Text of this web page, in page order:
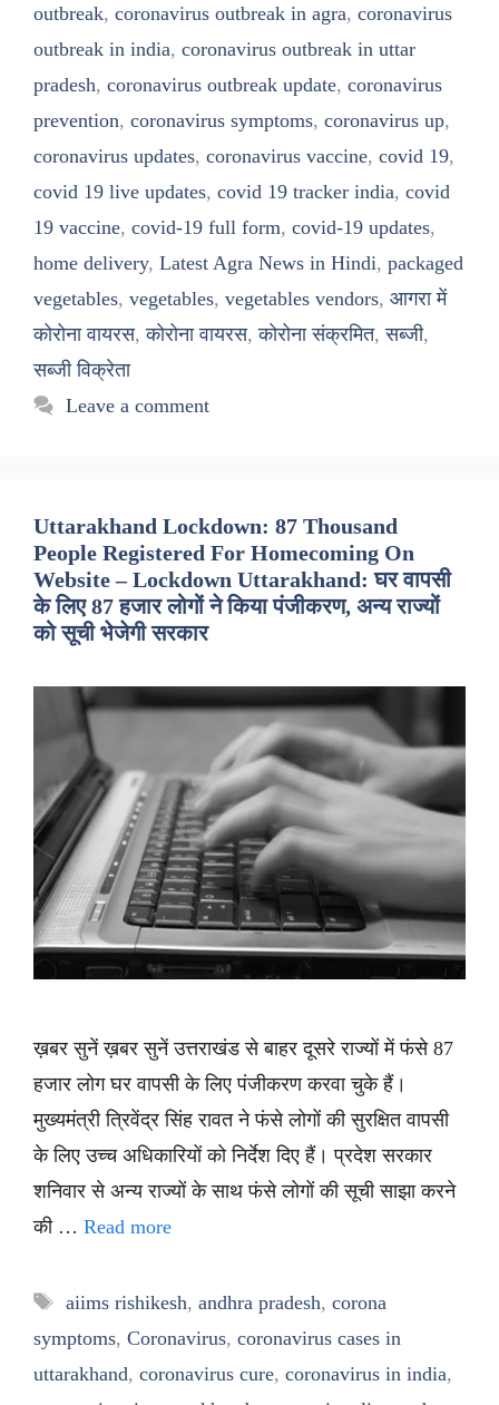
outbreak, coronavirus outbreak in agra, coronavirus
outbreak in india, coronavirus outbreak in uttar
pradesh, coronavirus outbreak update, coronavirus
prevention, coronavirus symptoms, coronavirus up,
coronavirus updates, coronavirus vaccine, covid 19,
covid 19 live updates, covid 19 tracker india, covid
19 vaccine, covid-19 full form, covid-19 updates,
home delivery, Latest Agra News in Hindi, packaged
vegetables, vegetables, vegetables vendors, आगरा में
कोरोना वायरस,कोरोना वायरस,कोरोना संक्रमित,सब्जी,
सब्जी विक्रेता
Leave a comment
Uttarakhand Lockdown: 87 Thousand
People Registered For Homecoming On
Website – Lockdown Uttarakhand: घर वापसी
के लिए 87 हजार लोगों ने किया पंजीकरण, अन्य राज्यों
को सूची भेजेगी सरकार
ख़बर सुनें ख़बर सुनें उत्तराखंड से बाहर दूसरे राज्यों में फंसे 87
हजार लोग घर वापसी के लिए पंजीकरण करवा चुके हैं।
मुख्यमंत्री त्रिवेंद्र सिंह रावत ने फंसे लोगों की सुरक्षित वापसी
के लिए उच्च अधिकारियों को निर्देश दिए हैं। प्रदेश सरकार
शनिवार से अन्य राज्यों के साथ फंसे लोगों की सूची साझा करने
की … Read more
Tags
aiims rishikesh, andhra pradesh, corona
symptoms, Coronavirus, coronavirus cases in
uttarakhand, coronavirus cure, coronavirus in india,